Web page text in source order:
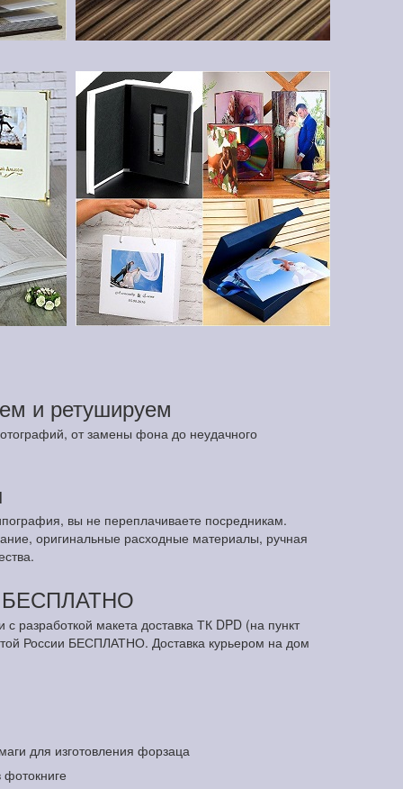
и ретушируем
от замены фона до неудачного
вы не переплачиваете посредникам.
оригинальные расходные материалы, ручная
БЕСПЛАТНО
с разработкой макета доставка ТК DPD (на пункт
России БЕСПЛАТНО. Доставка курьером на дом
для изготовления форзаца